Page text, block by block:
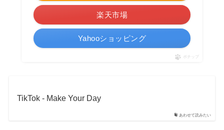
楽天市場
Yahooショッピング
ポチップ
あわせて読みたい
TikTok - Make Your Day